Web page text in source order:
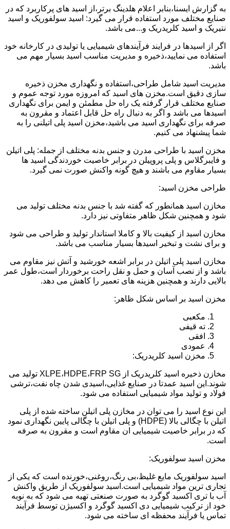
به گزارش ایسنا،بنابر اعلام هلدینگ برتر،از اسید های پرکاربرد که در
صنایع مختلف مورد استفاده قرار می گیرد: اسید سولفوریک و اسید
نتیریک و اسید کلریدریک و...می باشد.
اگر از اسیدها در فرایند فرآیندهای شیمیایی یا تولیدی در کارخانه خود
استفاده می نمایید،ذخیره و مدیریت مناسب اسید بسیار مهم می
باشد.
مدیریت اسید شامل طراحی،استفاده و نگهداری مخزن ذخیره
سازی دقیق است.مخزن های اسید که امروزه مورد توجه عموم و
صنایع مختلف قرار گرفته یک راه حل مطمئن و ایمن برای نگهداری
اسیدها می باشد و اگر به دنبال راه حل قابل اعتماد و مقرون به
صرفه برای نگهداری اسید می باشید،مخزن اسید پلی اتیلنی را به
شما پیشنهاد می کنیم.
مخزن اسید با طراحی مدرن و جنس بدنه مختلف از جمله: پلی اتیلن
و فایبرگلاس و پلی پروپیلن در برابر خاصیت خوردندگی اسید ها
بسیار مقاوم می باشند و هیچ گونه واکنش صورت نمی گیرد.
طراحی مخزن اسید:
مخازن اسید همانطور که گفته شد با جنس بدنه مختلف تولید می
شود و همچنین شکل ظاهر متفاوتی نیز دارد.
مخازن اسید از کیفیت بالا و کاملا استاندار تولید و طراحی می شود
و برای نشت و تبخیر اسیدها بسیار مناسب می باشد.
مخازن اسید پلی اتیلن در برابر اشعه خورشید و آتش نیز مقاوم می
باشد و از نصب آسان و حمل و نقل راحت برخوردار است،طول عمر
بالایی دارند و همچنین هزینه های تعمیر را کاهش می دهد.
مخزن اسید بر اساس شکل ظاهر:
مکعبی
ته قیفی
افقی
عمودی
مخزن اسید کلریدریک:
مخازن ذخیره اسید کلریدریک از XLPE،HDPE،FRP SG تولید می
شوند.این اسید عمدتا در صنایع غذایی،اسیدی شدن چاه نفت،ترشی
فولاد و تولید مواد شیمیایی استفاده می شود.
این نوع اسید را می توان در مخازن پلی اتیلن ساخته شده از پلی
اتیلن با چگالی بالا (HDPE) و پلی اتیلن با چگالی پایین نگهداری نمود
که در برابر خاصیت شیمیایی ان مقاوم است و مقرون به صرفه
است.
مخزن اسید سولفوریک:
اسید سولفوریک مایع غلیظ،بی رنگ،روغنی،خورنده است که یکی از
تجاری ترین مواد شیمیایی است.اسید سولفوریک از طریق واکنش
آب با تری اکسید گوگرد به صورت صنعتی تهیه می شود که به نوبه
خود از ترکیب شیمیایی دی اکسید گوگرد و اکسیژن توسط فرآیند
تماس یا فرآیند محفظه ای ساخته می شود.